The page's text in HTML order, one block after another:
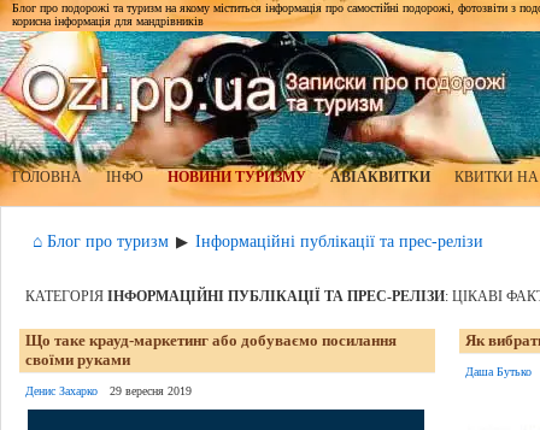
Блог про подорожі та туризм на якому міститься інформація про самостійні подорожі, фотозвіти з
корисна інформація для мандрівників
ГОЛОВНА ІНФО НОВИНИ ТУРИЗМУ АВІАКВИТКИ КВИТКИ
⌂ Блог про туризм ▶ Інформаційні публікації та прес-релізи
КАТЕГОРІЯ ІНФОРМАЦІЙНІ ПУБЛІКАЦІЇ ТА ПРЕС-РЕЛІЗИ: ЦІКАВІ
Що таке крауд-маркетинг або добуваємо посилання
своїми руками
Денис Захарко 29 вересня 2019
Як
Даша Бутько